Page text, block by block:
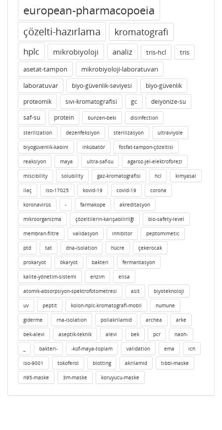
european-pharmacopoeia
çözelti-hazırlama kromatografi
hplc mikrobiyoloji analiz tris-hcl
tris
asetat-tampon
mikrobiyoloji-laboratuvarı
laboratuvar
biyo-güvenlik-seviyesi
biyo-güvenlik
proteomik
sıvı-kromatografisi gc
deiyonize-su
saf-su
protein bunzen-beki disinfection
sterilization dezenfeksiyon sterilizasyon ultraviyole
biyogüvenlik-kabini inkübatör fosfat-tampon-çözeltisi
reaksiyon maya ultra-saf-su agaroz-jel-elektroforezi
miscibility solubility gaz-kromatografisi hcl kimyasal
ilaç iso-17025 kovid-19 covid-19 corona
koronavirüs - farmakope akreditasyon
mikroorganizma çözeltilerin-karışabilirliği bio-safety-level
membran-filtre validasyon inhibitor peptomimetic
ptd tat dna-isolation hücre çekerocak
prokaryot ökaryot bakteri fermantasyon
kalite-yönetim-sistemi enzim elisa
atomik-absorpsiyon-spektrofotometresi asit biyoteknoloji
uv peptit kolon-hplc-kromatografi-mobil numune
giderme rna-isolation poliakrilamid archea arke
bek-alevi aseptik-teknik alevi bek pcr naoh-
bakteri- -küf-maya-toplam validation ema ich
iso-9001 tokoferol blotting akrilamid tıbbi-maske
n95-maske 3m-maske koruyucu-maske